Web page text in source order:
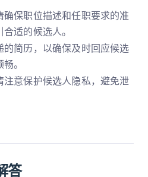
保职位描述和任职要求的准
适的候选人。
简历，以确保及时回应候选
。
意保护候选人隐私，避免泄
答